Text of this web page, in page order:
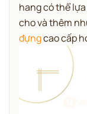
hang có thể
cho và thêm
đựngcao cấp